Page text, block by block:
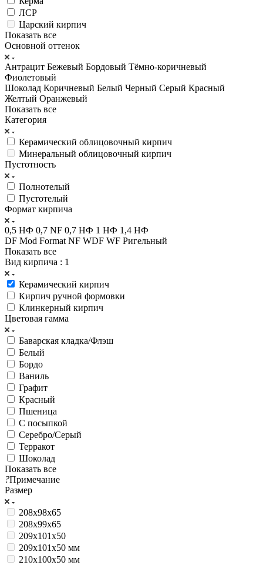
ЛСР
Царский кирпич
Показать все
Основной оттенок
Антрацит Бежевый Бордовый Тёмно-коричневый
Фиолетовый
Шоколад Коричневый Белый Черный Серый Красный
Желтый Оранжевый
Показать все
Категория
Керамический облицовочный кирпич
Минеральный облицовочный кирпич
Пустотность
Полнотелый
Пустотелый
Формат кирпича
0,5 НФ 0,7 NF 0,7 НФ 1 НФ 1,4 НФ
DF Mod Format NF WDF WF Ригельный
Показать все
Вид кирпича : 1
Керамический кирпич
Кирпич ручной формовки
Клинкерный кирпич
Цветовая гамма
Баварская кладка/Флэш
Белый
Бордо
Ваниль
Графит
Красный
Пшеница
С посыпкой
Серебро/Серый
Терракот
Шоколад
Показать все
?Примечание
Размер
208х98х65
208х99х65
209х101х50
209х101х50 мм
210x100x50 мм